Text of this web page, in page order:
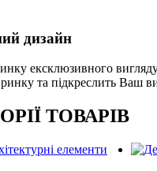
дизайн
ексклюзивного
ринку та підкреслить Ваш
ТОВАРІВ